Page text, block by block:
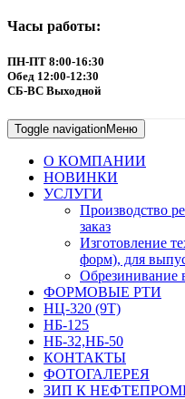
Часы работы:
ПН-ПТ 8:00-16:30
Обед 12:00-12:30
СБ-ВС Выходной
Toggle navigationМеню
О КОМПАНИИ
НОВИНКИ
УСЛУГИ
Производство
заказ
Изготовление
форм), для
Обрезинивание
ФОРМОВЫЕ РТИ
НЦ-320 (9Т)
НБ-125
НБ-32,НБ-50
КОНТАКТЫ
ФОТОГАЛЕРЕЯ
ЗИП К